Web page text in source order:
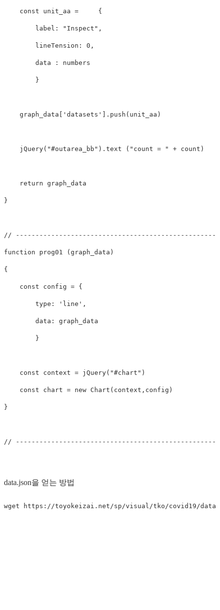
const unit_aa = {
label : " Inspect " ,
lineTension : 0 ,
data : numbers
}
graph_data ' datasets ' ]. push ( unit_aa )
jQuery( "#outarea_bb " ). text ( " count = " + count )
return graph_data
}
//
function prog01 ( graph_data )
{
const config = {
type : ' line ' ,
data : graph_data
}
const context = jQuery( "#chart " )
const chart = new Chart ( context , config )
}
//
data.json을 얻는 방법